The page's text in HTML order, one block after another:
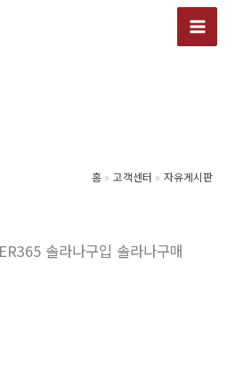
홈 고객센터 자유게시판
솔라나구입 솔라나구매